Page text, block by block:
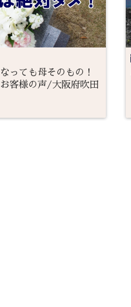
っても母そのもの！
客様の声/大阪府吹田